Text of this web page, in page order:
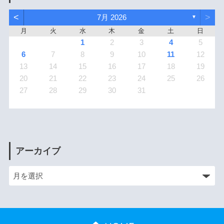
< 7月 2026 ▼ >
月 火 水 木 金 土 日
1 2 3 4
5
6
7 8 9 10 11
12
13
14 15 16 17 18
19
20
21 22 23 24 25
26
27
28 29 30 31
アーカイブ